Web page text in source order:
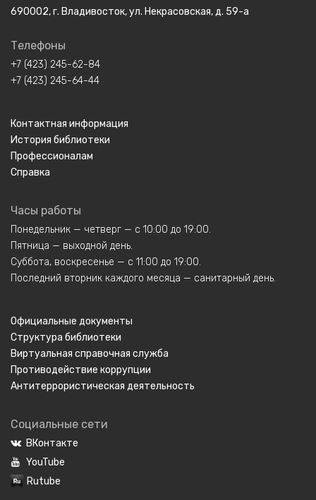
690002, г. Владивосток, ул. Некрасовская, д. 59-а
Телефоны
+7 (423) 245-62-84
+7 (423) 245-64-44
Контактная информация
История библиотеки
Профессионалам
Справка
Часы работы
Понедельник — четверг — с 10:00 до 19:00.
Пятница — выходной день.
Суббота, воскресенье — с 11:00 до 19:00.
Последний вторник каждого месяца — санитарный день.
Официальные документы
Структура библиотеки
Виртуальная справочная служба
Противодействие коррупции
Антитеррористическая деятельность
Социальные сети
ВКонтакте
YouTube
Rutube